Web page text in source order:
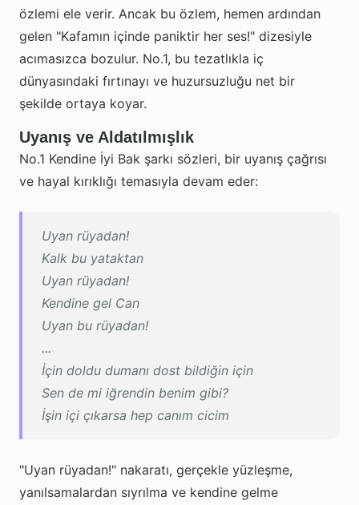
özlemi ele verir. Ancak bu özlem, hemen ardından
gelen "Kafamın içinde paniktir her ses!" dizesiyle
acımasızca bozulur. No.1, bu tezatlıkla iç
dünyasındaki fırtınayı ve huzursuzluğu net bir
şekilde ortaya koyar.
Uyanış ve Aldatılmışlık
No.1 Kendine İyi Bak şarkı sözleri, bir uyanış çağrısı
ve hayal kırıklığı temasıyla devam eder:
Uyan rüyadan!
Kalk bu yataktan
Uyan rüyadan!
Kendine gel Can
Uyan bu rüyadan!
...
İçin doldu dumanı dost bildiğin için
Sen de mi iğrendin benim gibi?
İşin içi çıkarsa hep canım cicim
"Uyan rüyadan!" nakaratı, gerçekle yüzleşme,
yanılsamalardan sıyrılma ve kendine gelme